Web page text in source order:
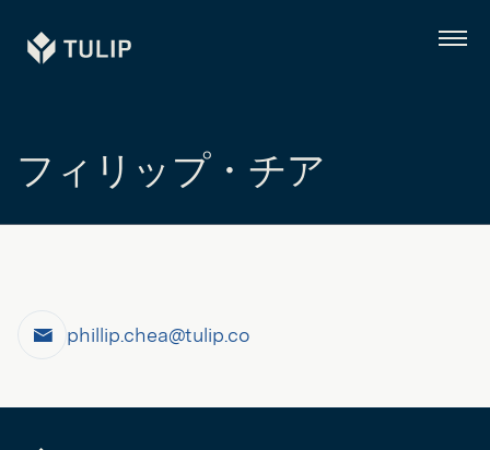
Tulip
メ
フィリップ・チア
電
メ
phillip.chea@tulip.co